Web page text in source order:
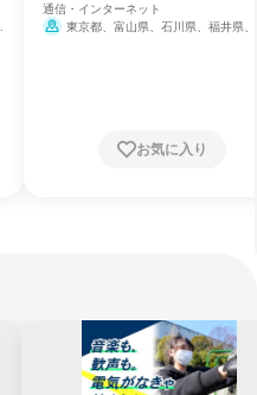
通信・インターネット
東京都、富山県、石川県、福井県
お気に入り